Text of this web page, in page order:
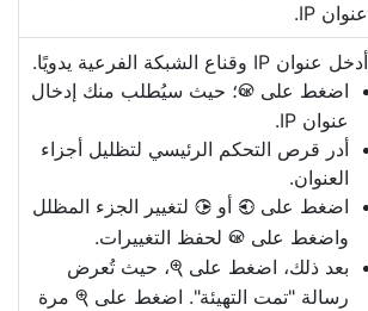
عنوان IP.
أدخل عنوان IP وقناع الشبكة الفرعية يدويًا.
اضغط على J؛ حيث سيُطلب منك إدخال
عنوان IP.
أدر قرص التحكم الرئيسي لتظليل أجزاء
العنوان.
اضغط على 4 أو 2 لتغيير الجزء المظلل
واضغط على J لحفظ التغييرات.
بعد ذلك، اضغط على X، حيث تُعرض
رسالة "تمت التهيئة". اضغط على X مرة